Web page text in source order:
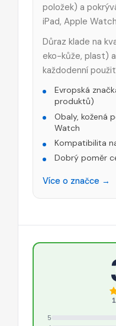
položek) a
iPad, Apple
Důraz klade na
eko-kůže, plast)
každodenní
Evropská
produktů)
Obaly, kožená
Watch
Kompatibilita
Dobrý poměr
Více o značce →
5